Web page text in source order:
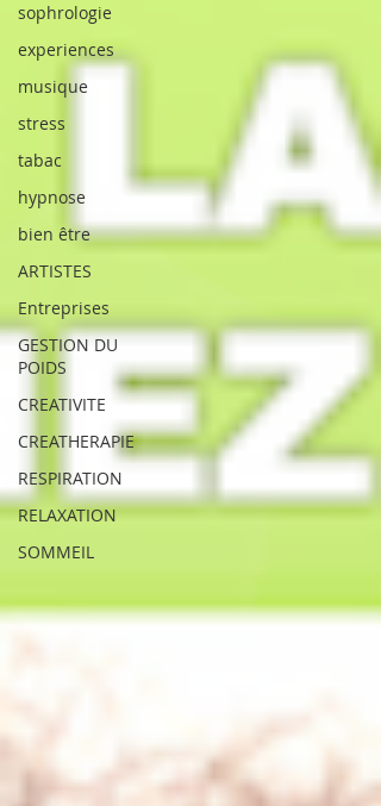
sophrologie
experiences
musique
stress
tabac
hypnose
bien être
ARTISTES
Entreprises
GESTION DU
POIDS
CREATIVITE
CREATHERAPIE
RESPIRATION
RELAXATION
SOMMEIL